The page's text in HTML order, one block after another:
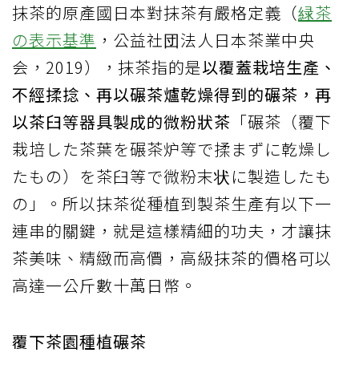
抹茶的原產國日本對抹茶有嚴格定義（緑茶
の表示基準 ，公益社団法人日本茶業中央
会，2019），抹茶指的是以覆蓋栽培生產、
不經揉捻、再以碾茶爐乾燥得到的碾茶，再
以茶臼等器具製成的微粉狀茶 「碾茶（覆下
栽培した茶葉を碾茶炉等で揉まずに乾燥し
たもの）を茶臼等で微粉末状に製造したも
の」。所以抹茶從種植到製茶生產有以下一
連串的關鍵，就是這樣精細的功夫，才讓抹
茶美味、精緻而高價，高級抹茶的價格可以
高達一公斤數十萬日幣。
覆下茶園種植碾茶